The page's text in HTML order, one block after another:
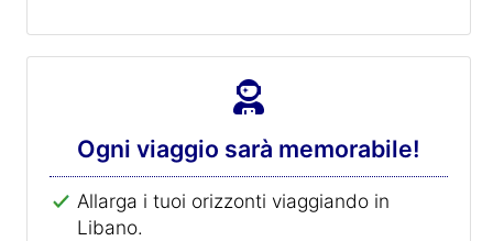
Ogni viaggio sarà memorabile!
Allarga i tuoi orizzonti viaggiando in
Libano.